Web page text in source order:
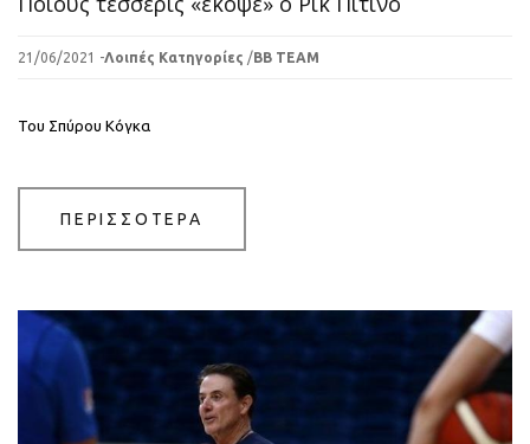
21/06/2021 -Λοιπές Κατηγορίες /BB TEAM
Του Σπύρου Κόγκα
ΠΕΡΙΣΣΟΤΕΡΑ